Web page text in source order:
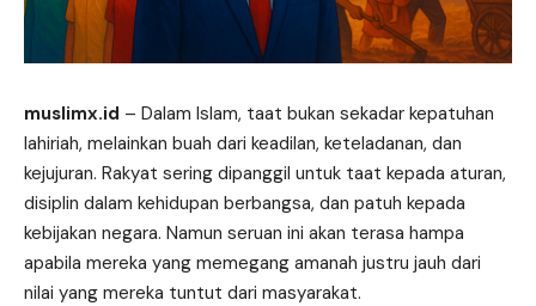
muslimx.id – Dalam Islam, taat bukan sekadar kepatuhan
lahiriah, melainkan buah dari keadilan, keteladanan, dan
kejujuran. Rakyat sering dipanggil untuk taat kepada aturan,
disiplin dalam kehidupan berbangsa, dan patuh kepada
kebijakan negara. Namun seruan ini akan terasa hampa
apabila mereka yang memegang amanah justru jauh dari
nilai yang mereka tuntut dari masyarakat.